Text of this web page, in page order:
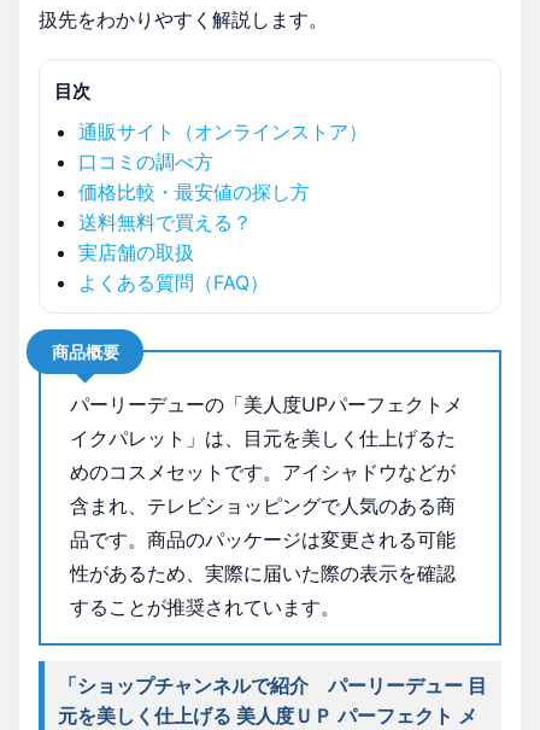
扱先をわかりやすく解説します。
目次
通販サイト（オンラインストア）
口コミの調べ方
価格比較・最安値の探し方
送料無料で買える？
実店舗の取扱
よくある質問（FAQ）
商品概要
パーリーデューの「美人度UPパーフェクトメ
イクパレット」は、目元を美しく仕上げるた
めのコスメセットです。アイシャドウなどが
含まれ、テレビショッピングで人気のある商
品です。商品のパッケージは変更される可能
性があるため、実際に届いた際の表示を確認
することが推奨されています。
「ショップチャンネルで紹介 パーリーデュー 目
元を美しく仕上げる 美人度ＵＰ パーフェクト メ